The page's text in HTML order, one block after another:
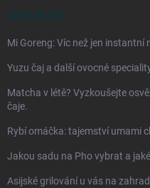
ASIA BLOG
Mi Goreng: Víc než jen instantní
Yuzu čaj a další ovocné
Matcha v létě? Vyzkoušejte
čaje.
Rybí omáčka: tajemství umami
Jakou sadu na Pho vybrat a
Asijské grilování u vás na